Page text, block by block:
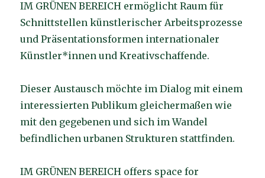
IM GRÜNEN BEREICH ermöglicht Raum für
Schnittstellen künstlerischer Arbeitsprozesse
und Präsentationsformen internationaler
Künstler*innen und Kreativschaffende.
Dieser Austausch möchte im Dialog mit einem
interessierten Publikum gleichermaßen wie
mit den gegebenen und sich im Wandel
befindlichen urbanen Strukturen stattfinden.
IM GRÜNEN BEREICH offers space for